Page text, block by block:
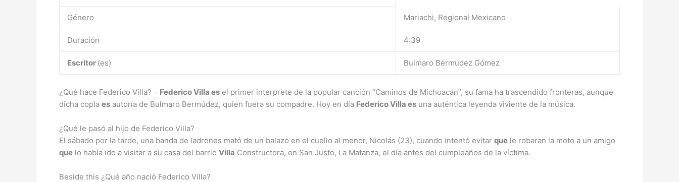
Género Mariachi, Regional Mexicano
Duración 4:39
Escritor (es) Bulmaro Bermudez Gómez
¿Qué hace Federico Villa? – Federico Villa es el primer interprete de la popular canción “Caminos de Michoacán”, su fama ha trascendido fronteras, aunque
dicha copla es autoría de Bulmaro Bermúdez, quien fuera su compadre. Hoy en día Federico Villa es una auténtica leyenda viviente de la música.
¿Qué le pasó al hijo de Federico Villa?
El sábado por la tarde, una banda de ladrones mató de un balazo en el cuello al menor, Nicolás (23), cuando intentó evitar que le robaran la moto a un amigo
que lo había ido a visitar a su casa del barrio Villa Constructora, en San Justo, La Matanza, el día antes del cumpleaños de la víctima.
Beside this ¿Qué año nació Federico Villa?